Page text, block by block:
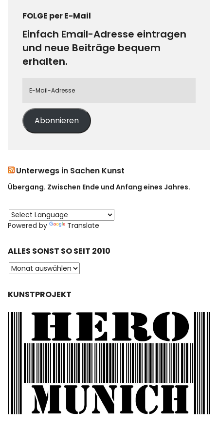
FOLGE per E-Mail
Einfach Email-Adresse eintragen
und neue Beiträge bequem
erhalten.
Abonnieren
Unterwegs in Sachen Kunst
Übergang. Zwischen Ende und Anfang eines Jahres.
Powered by Translate
ALLES SONST SO SEIT 2010
KUNSTPROJEKT